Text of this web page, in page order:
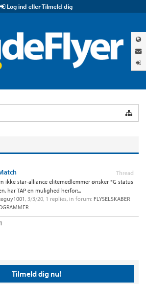
Log ind eller Tilmeld dig
Thread
ikke star-alliance elitemedlemmer ønsker *G status
har TAP en mulighed herfor:...
, 3/3/20, 1 replies, in forum: FLYSELSKABER
Tilmeld dig nu!